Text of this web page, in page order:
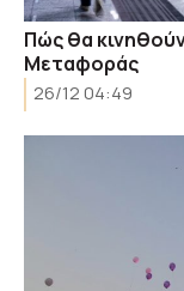
Πώς θα
Μεταφοράς
26/12 04:49